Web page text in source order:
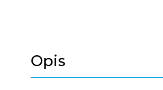
Opis